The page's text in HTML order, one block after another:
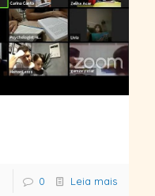
0 Leia mais